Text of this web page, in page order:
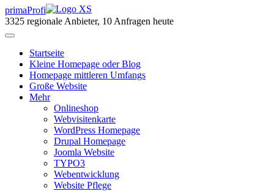
primaProfi
3325 regionale Anbieter, 10 Anfragen heute
Startseite
Kleine Homepage oder Blog
Homepage mittleren Umfangs
Große Website
Mehr
Onlineshop
Webvisitenkarte
WordPress Homepage
Drupal Homepage
Joomla Website
TYPO3
Webentwicklung
Website Pflege